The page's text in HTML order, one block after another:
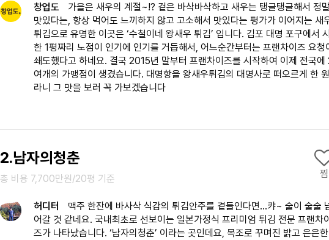
창업도
가을은 새우의 계절~!? 겉은 바삭바삭하고 새우는 탱글탱글해서 정
맛있다는, 항상 먹어도 느끼하지 않고 고소해서 맛있다는 평가가 이어지는 새
튀김으로 유명한 이곳은 ‘수철이네 왕새우 튀김’ 입니다. 김포 대명 포구에서
한 1평짜리 노점이 인기에 인기를 거듭해서, 어느순간부터는 프랜차이즈 요청
쇄도했다고 하네요. 결국 2015년 말부터 프랜차이즈를 시작하여 이제 전국에
여개의 가맹점이 생겼습니다. 대명항을 왕새우튀김의 대명사로 떠오르게 한
라니 그 맛을 보러 꼭 가보겠습니다
2.남자의청춘
찜
총 비용 7,700만원/20평 기준
허디터
맥주 한잔에 바사삭 식감의 튀김안주를 곁들인다면…캬~ 술이 술술
어갈 것 같네요. 국내최초로 선보이는 일본가정식 프리미엄 튀김 전문 프랜차이
즈가 나타났습니다. ‘남자의청춘’ 이라는 곳인데요, 목조로 꾸며진 밝고 은은